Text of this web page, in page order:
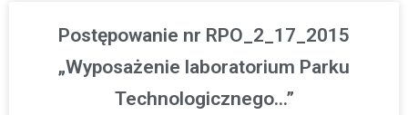
Postępowanie nr RPO_2_17_2015
„Wyposażenie laboratorium Parku
Technologicznego…”